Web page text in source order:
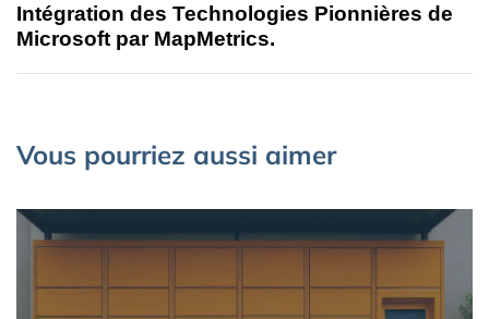
Intégration des Technologies Pionnières de
Microsoft par MapMetrics.
Vous pourriez aussi aimer